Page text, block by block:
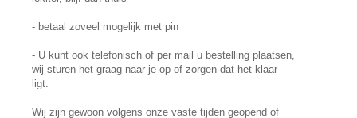
- betaal zoveel mogelijk met pin
- U kunt ook telefonisch of per mail u bestelling plaatsen,
wij sturen het graag naar je op of zorgen dat het klaar
ligt.
Wij zijn gewoon volgens onze vaste tijden geopend of